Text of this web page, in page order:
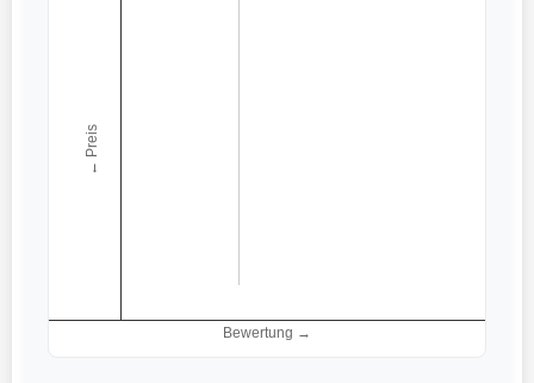
Bewertung →
← Preis